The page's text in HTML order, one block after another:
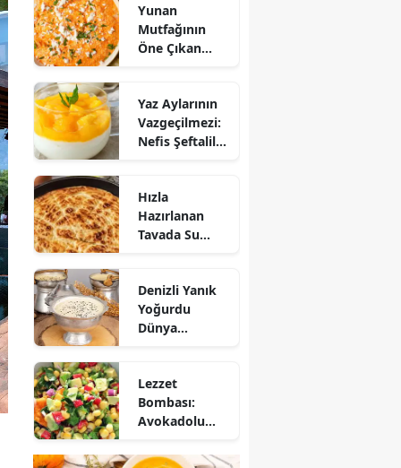
Yunan
Mutfağının
Öne Çıkan
Nasıl Yapılır?
Yaz Aylarının
Vazgeçilmezi:
Nefis Şeftalili
Hızla
Hazırlanan
Tavada Su
Sofralarınıza
Lezzet Katın!
Denizli Yanık
Yoğurdu
Dünya
Lezzet
Bombası:
Avokadolu
Nasıl Yapılır?